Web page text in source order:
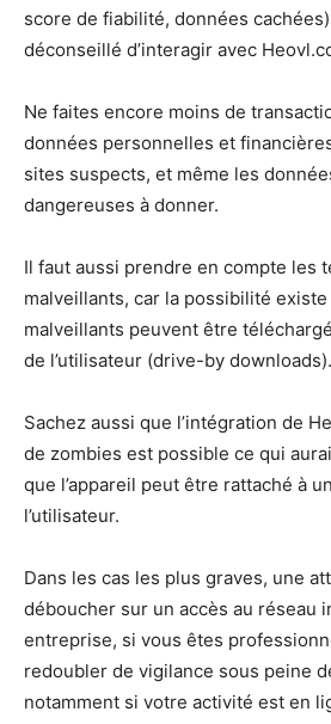
score de fiabilité, données
déconseillé d’interagir avec
Ne faites encore moins de
données personnelles et
sites suspects, et même les
dangereuses à donner.
Il faut aussi prendre en compte les
malveillants, car la possibilité
malveillants peuvent être
de l’utilisateur (drive-by downloads).
Sachez aussi que l’intégration de
de zombies est possible ce qui
que l’appareil peut être rattaché à
l’utilisateur.
Dans les cas les plus graves, une
déboucher sur un accès au réseau
entreprise, si vous êtes
redoubler de vigilance sous peine
notamment si votre activité est en